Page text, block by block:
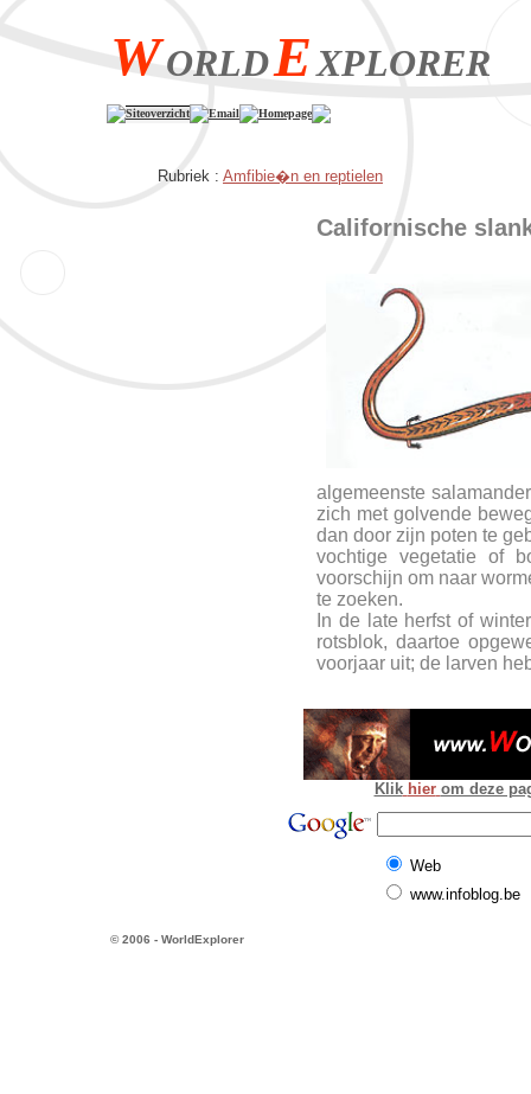
WORLDEXPLORER
Siteoverzicht Email Homepage
Rubriek : Amfibie�n en reptielen
Californische
algemeenste
zich met golvende
dan door zijn poten te
vochtige vegetatie of
voorschijn om naar
te zoeken.
In de late herfst of
rotsblok, daartoe
voorjaar uit; de larven
Klik hier om deze
Web
www.infoblog.be
© 2006 - WorldExplorer